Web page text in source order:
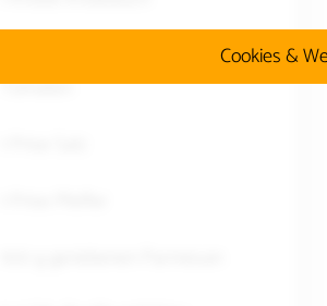
1 Pkg. getrocknete in Öl eingelegte
Tomaten
Cookies &